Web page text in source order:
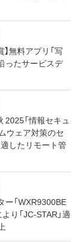
無料アプリ「写
ったサービスデ
2025「情報セキュ
ウェア対策のセ
したリモート管
ー「WXR9300BE
り「JC-STAR」適